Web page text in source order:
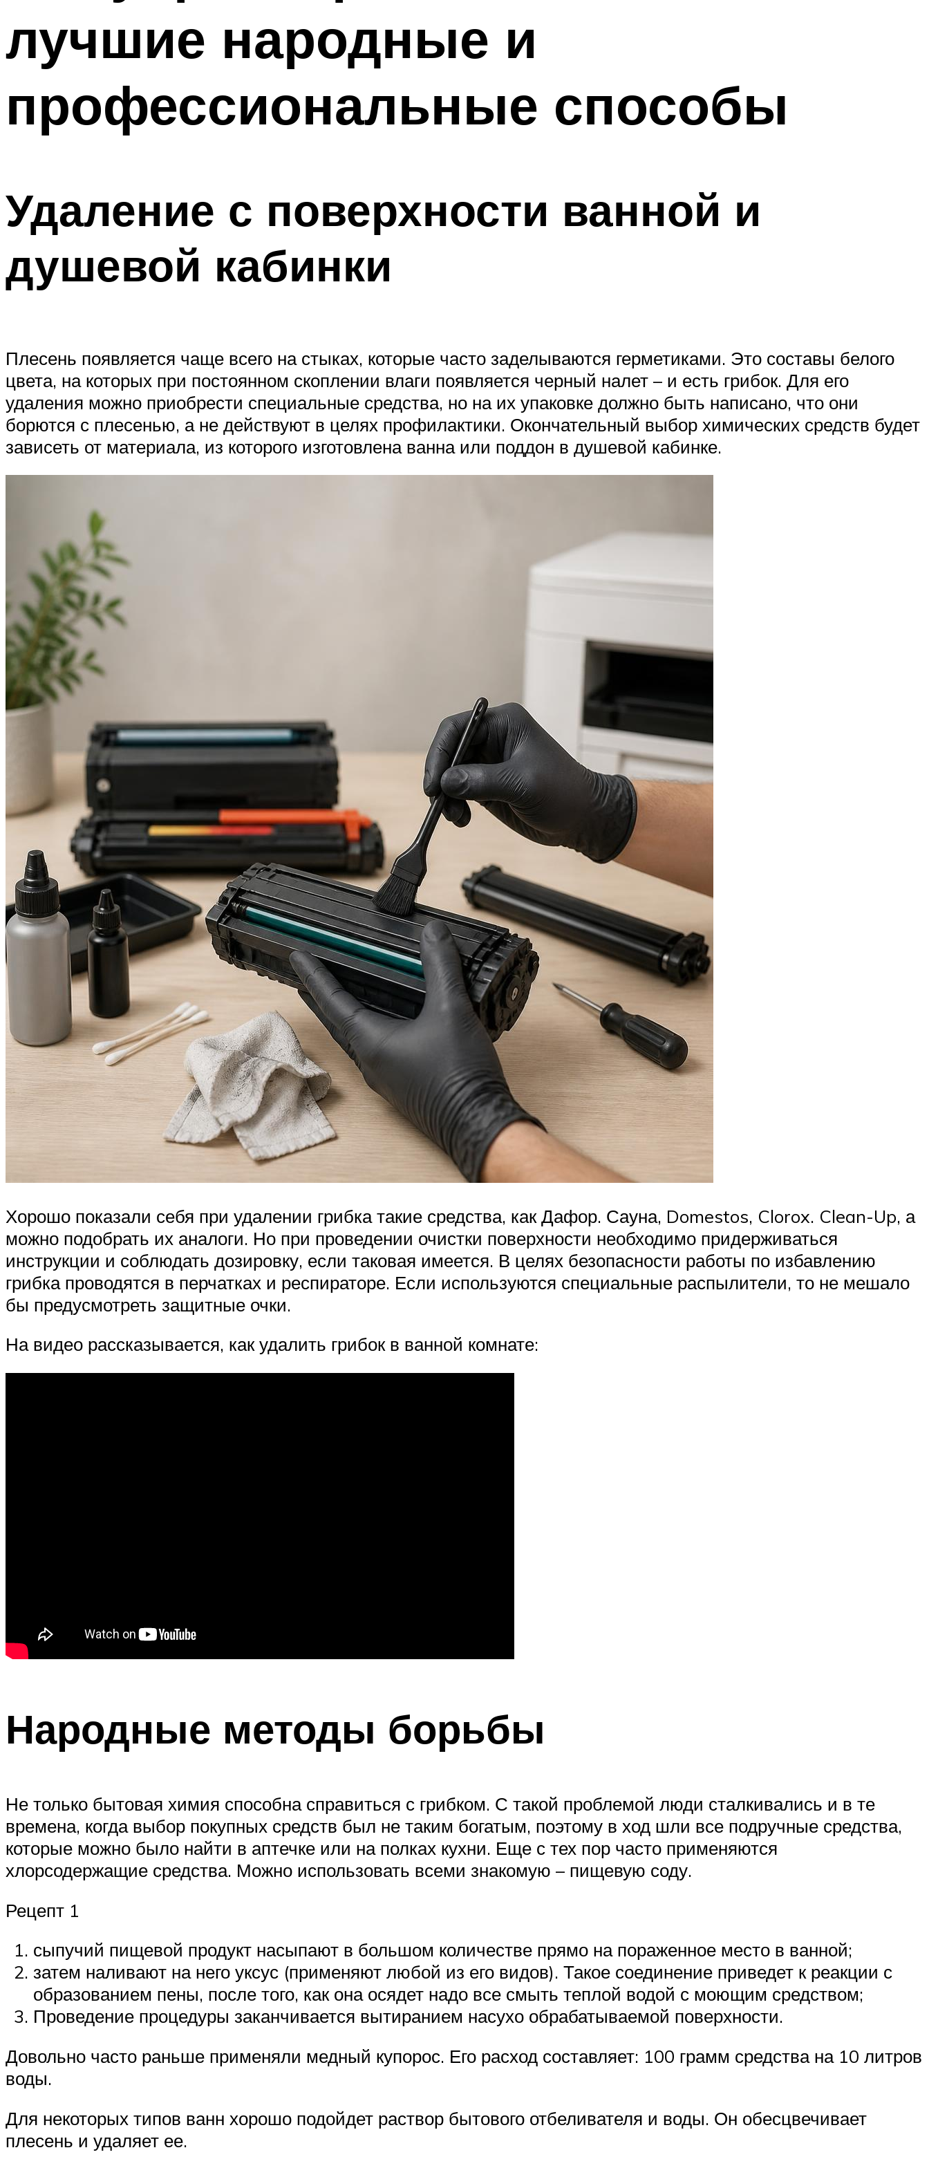
лучшие народные и
профессиональные способы
Удаление с поверхности ванной и
душевой кабинки
Плесень появляется чаще всего на стыках, которые часто заделываются герметиками. Это составы белого
цвета, на которых при постоянном скоплении влаги появляется черный налет – и есть грибок. Для его
удаления можно приобрести специальные средства, но на их упаковке должно быть написано, что они
борются с плесенью, а не действуют в целях профилактики. Окончательный выбор химических средств будет
зависеть от материала, из которого изготовлена ванна или поддон в душевой кабинке.
Хорошо показали себя при удалении грибка такие средства, как Дафор. Сауна, Domestos, Clorox. Clean-Up, а
можно подобрать их аналоги. Но при проведении очистки поверхности необходимо придерживаться
инструкции и соблюдать дозировку, если таковая имеется. В целях безопасности работы по избавлению
грибка проводятся в перчатках и респираторе. Если используются специальные распылители, то не мешало
бы предусмотреть защитные очки.
На видео рассказывается, как удалить грибок в ванной комнате:
Народные методы борьбы
Не только бытовая химия способна справиться с грибком. С такой проблемой люди сталкивались и в те
времена, когда выбор покупных средств был не таким богатым, поэтому в ход шли все подручные средства,
которые можно было найти в аптечке или на полках кухни. Еще с тех пор часто применяются
хлорсодержащие средства. Можно использовать всеми знакомую – пищевую соду.
Рецепт 1
сыпучий пищевой продукт насыпают в большом количестве прямо на пораженное место в ванной;
затем наливают на него уксус (применяют любой из его видов). Такое соединение приведет к реакции с
образованием пены, после того, как она осядет надо все смыть теплой водой с моющим средством;
Проведение процедуры заканчивается вытиранием насухо обрабатываемой поверхности.
Довольно часто раньше применяли медный купорос. Его расход составляет: 100 грамм средства на 10 литров
воды.
Для некоторых типов ванн хорошо подойдет раствор бытового отбеливателя и воды. Он обесцвечивает
плесень и удаляет ее.